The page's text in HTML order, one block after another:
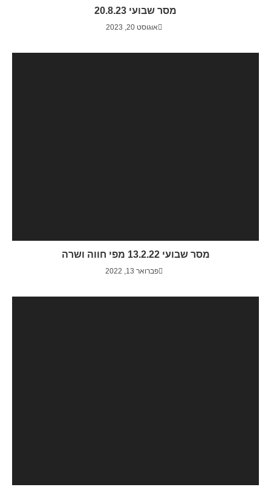
מסר שבועי 20.8.23
אוגוסט 20, 2023
מסר שבועי 13.2.22 מפי חווה ושרה
פברואר 13, 2022